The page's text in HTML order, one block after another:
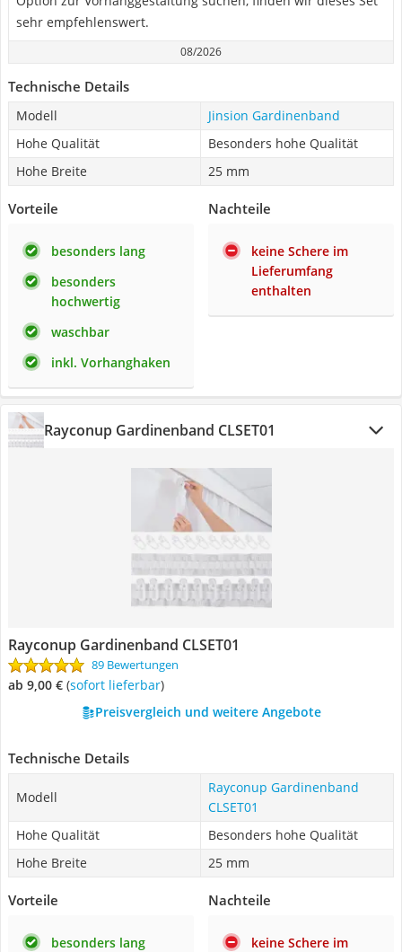
sehr empfehlenswert.
08/2026
Technische Details
Modell
Jinsion Gardinenband
Hohe Qualität
Besonders hohe Qualität
Hohe Breite
25 mm
Vorteile
besonders lang
besonders
hochwertig
waschbar
inkl. Vorhanghaken
Nachteile
keine Schere im
Lieferumfang
enthalten
Rayconup Gardinenband CLSET01
Rayconup Gardinenband CLSET01
89 Bewertungen
ab 9,00 € ( Sofort lieferbar)
Preisvergleich und weitere Angebote
Technische Details
Modell
Rayconup Gardinenband
CLSET01
Hohe Qualität
Besonders hohe Qualität
Hohe Breite
25 mm
Vorteile
besonders lang
Nachteile
keine Schere im